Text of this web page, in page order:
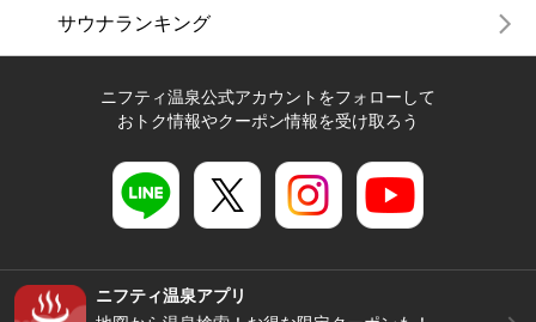
サウナランキング
ニフティ温泉公式アカウントをフォローして
おトク情報やクーポン情報を受け取ろう
ニフティ温泉アプリ